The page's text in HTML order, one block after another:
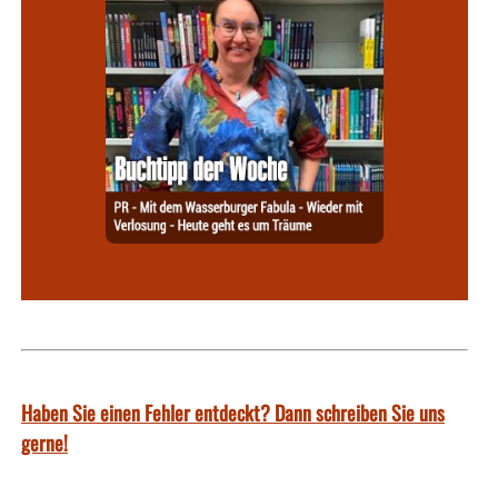
Haben Sie einen Fehler entdeckt? Dann schreiben Sie uns
gerne!